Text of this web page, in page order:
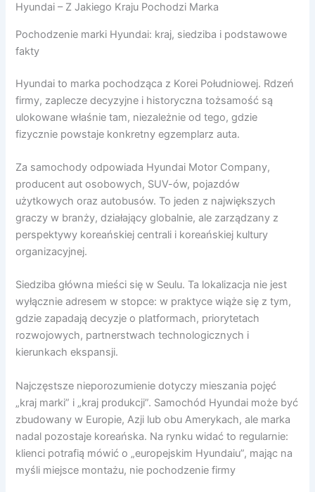
Hyundai – Z Jakiego Kraju Pochodzi Marka
Pochodzenie marki Hyundai: kraj, siedziba i podstawowe
fakty
Hyundai to marka pochodząca z Korei Południowej. Rdzeń
firmy, zaplecze decyzyjne i historyczna tożsamość są
ulokowane właśnie tam, niezależnie od tego, gdzie
fizycznie powstaje konkretny egzemplarz auta.
Za samochody odpowiada Hyundai Motor Company,
producent aut osobowych, SUV-ów, pojazdów
użytkowych oraz autobusów. To jeden z największych
graczy w branży, działający globalnie, ale zarządzany z
perspektywy koreańskiej centrali i koreańskiej kultury
organizacyjnej.
Siedziba główna mieści się w Seulu. Ta lokalizacja nie jest
wyłącznie adresem w stopce: w praktyce wiąże się z tym,
gdzie zapadają decyzje o platformach, priorytetach
rozwojowych, partnerstwach technologicznych i
kierunkach ekspansji.
Najczęstsze nieporozumienie dotyczy mieszania pojęć
„kraj marki” i „kraj produkcji”. Samochód Hyundai może być
zbudowany w Europie, Azji lub obu Amerykach, ale marka
nadal pozostaje koreańska. Na rynku widać to regularnie:
klienci potrafią mówić o „europejskim Hyundaiu”, mając na
myśli miejsce montażu, nie pochodzenie firmy